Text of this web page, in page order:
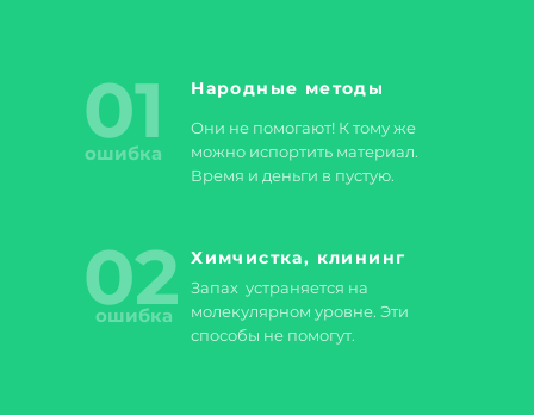
Химчистка, клининг
Запах устраняется на
молекулярном уровне. Эти
способы не помогут.
ошибка
02
Народные методы
Они не помогают! К тому же
можно испортить материал.
Время и деньги в пустую.
01
ошибка